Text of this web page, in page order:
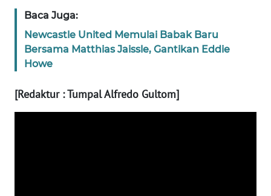
Baca Juga:
Newcastle United Memulai Babak Baru
Bersama Matthias Jaissle, Gantikan Eddie
Howe
[Redaktur : Tumpal Alfredo Gultom]
SULTENG
WN
WN